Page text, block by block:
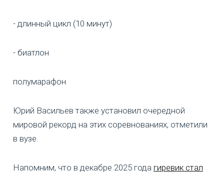
- длинный цикл (10 минут)
- биатлон
полумарафон
Юрий Васильев также установил очередной
мировой рекорд на этих соревнованиях, отметили
в вузе.
Напомним, что в декабре 2025 года гиревик стал